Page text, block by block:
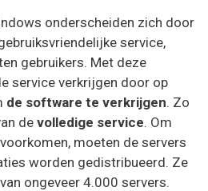
onderscheiden zich door
service,
gebruikers. Met deze
service verkrijgen door op
de software te verkrijgen. Zo
de volledige service. Om
moeten de servers
worden gedistribueerd. Ze
ongeveer 4.000 servers.